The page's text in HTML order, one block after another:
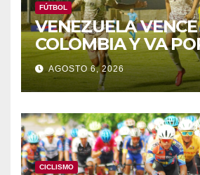
FÚTBOL
VENEZUELA
COLOMBIA Y VA
DE LOS JCAC
AGOSTO 6, 2026
CICLISMO